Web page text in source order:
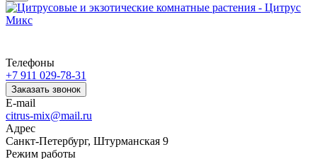
Телефоны
+7 911 029-78-31
Заказать звонок
E-mail
citrus-mix@mail.ru
Адрес
Санкт-Петербург, Штурманская 9
Режим работы